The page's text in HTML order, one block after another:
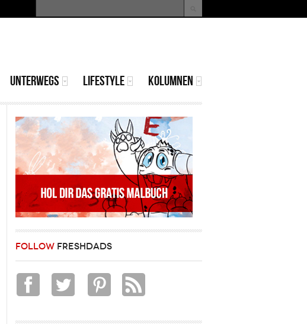
Suchformular
UNTERWEGS LIFESTYLE KOLUMNEN
FOLLOW FRESHDADS